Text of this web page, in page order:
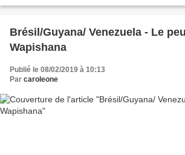
Brésil/Guyana/ Venezuela - Le peuple
Wapishana
Publié le 08/02/2019 à 10:13
Par caroleone